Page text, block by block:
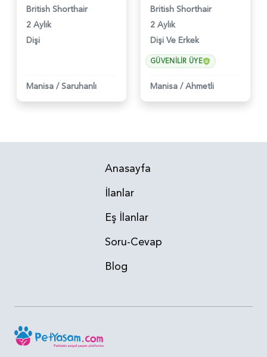
British Shorthair
2 Aylık
Dişi
Manisa / Saruhanlı
British Shorthair
2 Aylık
Dişi Ve Erkek
GÜVENILIR ÜYE
Manisa / Ahmetli
Anasayfa
İlanlar
Eş İlanlar
Soru-Cevap
Blog